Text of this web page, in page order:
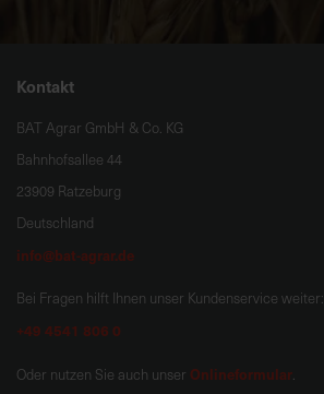
Kontakt
BAT Agrar GmbH & Co. KG
Bahnhofsallee 44
23909 Ratzeburg
Deutschland
info@bat-agrar.de
Bei Fragen hilft Ihnen unser Kundenservice weiter:
+49 4541 806 0
Oder nutzen Sie auch unser Onlineformular.